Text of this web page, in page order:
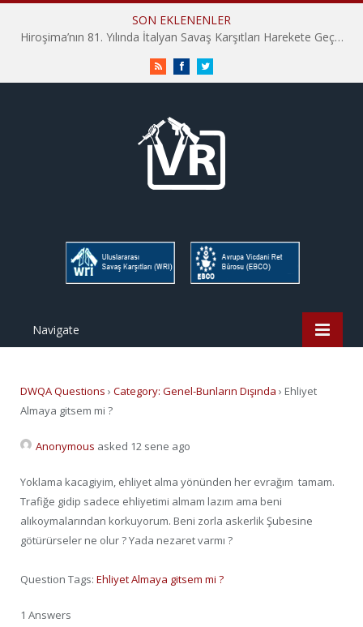
SON EKLENENLER
Hiroşima’nın 81. Yılında İtalyan Savaş Karşıtları Harekete Geçti: “Hatırlamak yeterli değil”
RSS FacebookTwitter
Navigate
DWQA Questions › Category: Genel-Bunların Dışında › Ehliyet
Almaya gitsem mi ?
Anonymous asked 12 sene ago
Yoklama kacagiyim, ehliyet alma yönünden her evrağım tamam.
Trafiğe gidip sadece ehliyetimi almam lazım ama beni
alıkoymalarından korkuyorum. Beni zorla askerlik Şubesine
götürürseler ne olur ? Yada nezaret varmı ?
Question Tags: Ehliyet Almaya gitsem mi ?
1 Answers